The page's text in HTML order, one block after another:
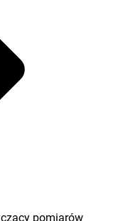
pomiarów